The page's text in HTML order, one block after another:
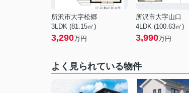
所沢市大字松郷
3LDK (81.15㎡)
3,290万円
所沢市大字山口
4LDK (100.63㎡)
3,990万円
よく見られている物件